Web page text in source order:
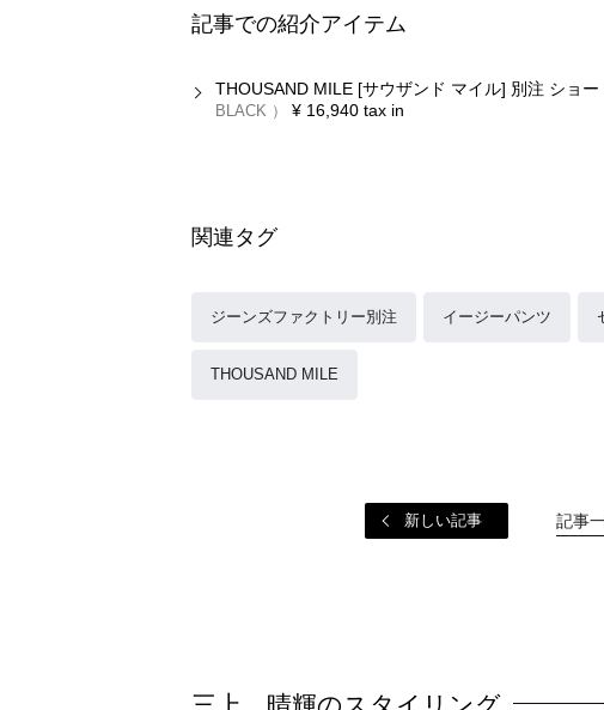
記事での紹介アイテム
THOUSAND MILE [サウザンド マイル] 別注 ショ
BLACK
¥ 16,940 tax in
関連タグ
ジーンズファクトリー別注 イージーパンツ
THOUSAND MILE
新しい記事 記事